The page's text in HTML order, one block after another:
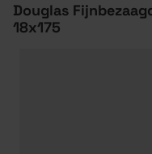
Douglas
18x175